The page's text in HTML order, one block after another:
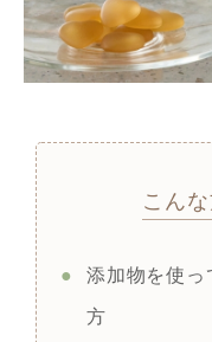
こん
● 添加物を使っ
方